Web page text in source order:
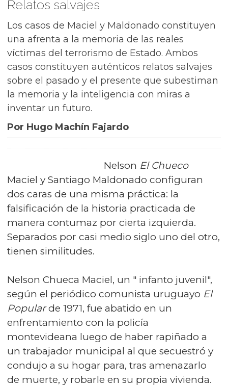
Relatos salvajes
Los casos de Maciel y Maldonado constituyen
una afrenta a la memoria de las reales
víctimas del terrorismo de Estado. Ambos
casos constituyen auténticos relatos salvajes
sobre el pasado y el presente que subestiman
la memoria y la inteligencia con miras a
inventar un futuro.
Por Hugo Machín Fajardo
Nelson El Chueco
Maciel y Santiago Maldonado configuran
dos caras de una misma práctica: la
falsificación de la historia practicada de
manera contumaz por cierta izquierda.
Separados por casi medio siglo uno del otro,
tienen similitudes.
Nelson Chueca Maciel, un " infanto juvenil",
según el periódico comunista uruguayo El
Popularde 1971, fue abatido en un
enfrentamiento con la policía
montevideana luego de haber rapiñado a
un trabajador municipal al que secuestró y
condujo a su hogar para, tras amenazarlo
de muerte, y robarle en su propia vivienda.